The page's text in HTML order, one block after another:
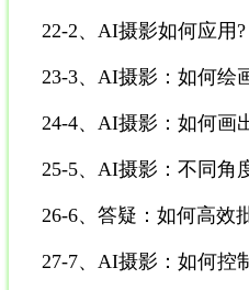
22-2、AI摄影如何应用?
23-3、AI摄影：如何绘
24-4、AI摄影：如何画
25-5、AI摄影：不同角
26-6、答疑：如何高效
27-7、AI摄影：如何控